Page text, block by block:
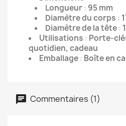
Longueur: 95 mm
Diamètre du corps :
Diamètre de la tête:
Utilisations : Porte-
quotidien, cadeau
Emballage: Boîte en
Commentaires (1)